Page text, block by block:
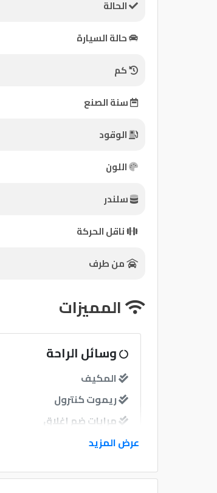
الحالة
حالة السيارة
كم
سنة الصنع
الوقود
اللون
سلندر
ناقل الحركة
من طرف
المميزات
وسائل الراحة
المكيف
ريموت كنترول
مرايات ضم إغلاق
عرض المزيد